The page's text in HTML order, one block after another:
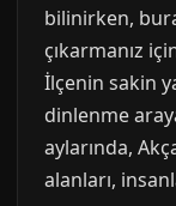
bilinirken,
çıkarmanız
İlçenin sakin
dinlenme
aylarında,
alanları,